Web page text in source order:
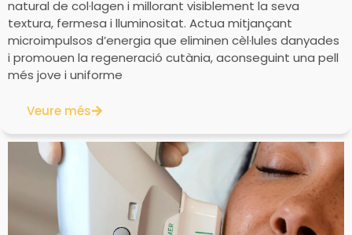
natural de col·lagen i millorant visiblement la seva
textura, fermesa i lluminositat. Actua mitjançant
microimpulsos d’energia que eliminen cèl·lules danyades
i promouen la regeneració cutània, aconseguint una pell
més jove i uniforme
Veure més